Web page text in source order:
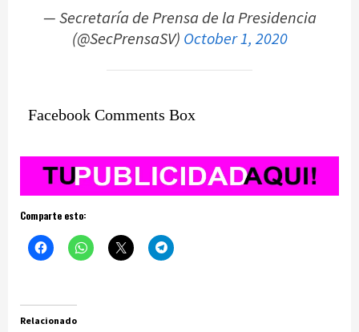
— Secretaría de Prensa de la Presidencia
(@SecPrensaSV) October 1, 2020
Facebook Comments Box
Comparte esto:
Relacionado